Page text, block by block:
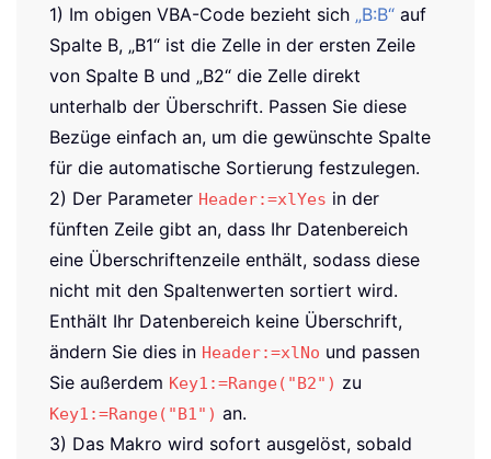
1) Im obigen VBA-Code bezieht sich „B:B“ auf
Spalte B, „B1“ ist die Zelle in der ersten Zeile
von Spalte B und „B2“ die Zelle direkt
unterhalb der Überschrift. Passen Sie diese
Bezüge einfach an, um die gewünschte Spalte
für die automatische Sortierung festzulegen.
2) Der Parameter Header:=xlYes in der
fünften Zeile gibt an, dass Ihr Datenbereich
eine Überschriftenzeile enthält, sodass diese
nicht mit den Spaltenwerten sortiert wird.
Enthält Ihr Datenbereich keine Überschrift,
ändern Sie dies in Header:=xlNo und passen
Sie außerdem Key1:=Range("B2") zu
Key1:=Range("B1") an.
3) Das Makro wird sofort ausgelöst, sobald